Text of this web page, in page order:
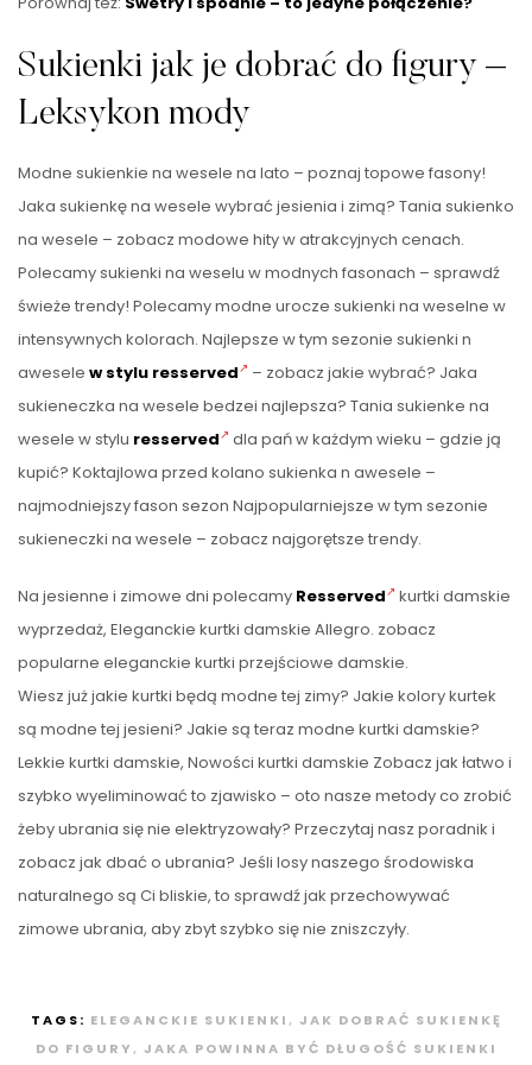
Sukienki jak je dobrać do figury –
Leksykon mody
Modne sukienkie na wesele na lato – poznaj topowe fasony!
Jaka sukienkę na wesele wybrać jesienia i zimą? Tania sukienko
na wesele – zobacz modowe hity w atrakcyjnych cenach.
Polecamy sukienki na weselu w modnych fasonach – sprawdź
świeże trendy! Polecamy modne urocze sukienki na weselne w
intensywnych kolorach. Najlepsze w tym sezonie sukienki n
awesele w stylu resserved
– zobacz jakie wybrać? Jaka
sukieneczka na wesele bedzei najlepsza? Tania sukienke na
wesele w stylu resserved
dla pań w każdym wieku – gdzie ją
kupić? Koktajlowa przed kolano sukienka n awesele –
najmodniejszy fason sezon Najpopularniejsze w tym sezonie
sukieneczki na wesele – zobacz najgorętsze trendy.
Na jesienne i zimowe dni polecamy Resserved
kurtki damskie
wyprzedaż, Eleganckie kurtki damskie Allegro. zobacz
popularne eleganckie kurtki przejściowe damskie.
Wiesz już jakie kurtki będą modne tej zimy? Jakie kolory kurtek
są modne tej jesieni? Jakie są teraz modne kurtki damskie?
Lekkie kurtki damskie, Nowości kurtki damskie Zobacz jak łatwo i
szybko wyeliminować to zjawisko – oto nasze metody co zrobić
żeby ubrania się nie elektryzowały? Przeczytaj nasz poradnik i
zobacz jak dbać o ubrania? Jeśli losy naszego środowiska
naturalnego są Ci bliskie, to sprawdź jak przechowywać
zimowe ubrania, aby zbyt szybko się nie zniszczyły.
TAGS: ELEGANCKIE SUKIENKI , JAK DOBRAĆ SUKIENKĘ
DO FIGURY , JAKA POWINNA BYĆ DŁUGOŚĆ SUKIENKI